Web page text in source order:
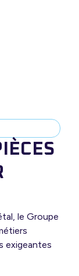
le Groupe
exigeantes